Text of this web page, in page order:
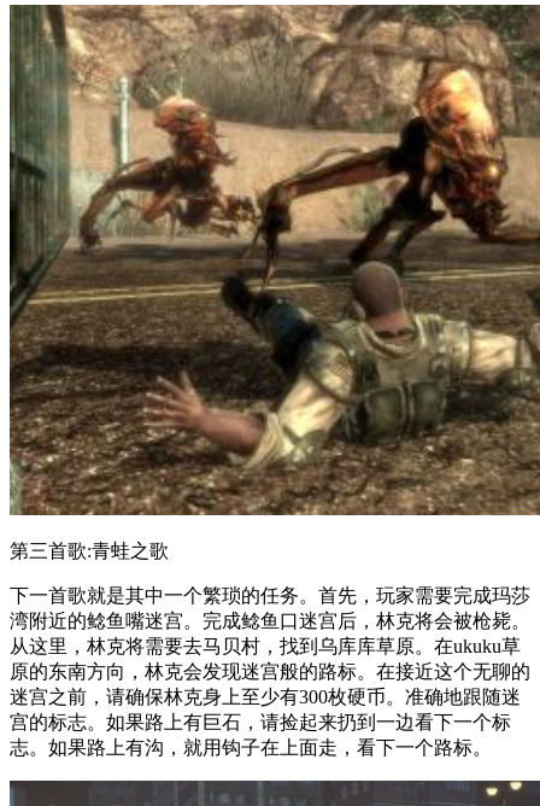
第三首歌:青蛙之歌
下一首歌就是其中一个繁琐的任务。首先，玩家需要完成玛莎
湾附近的鲶鱼嘴迷宫。完成鲶鱼口迷宫后，林克将会被枪毙。
从这里，林克将需要去马贝村，找到乌库库草原。在ukuku草
原的东南方向，林克会发现迷宫般的路标。在接近这个无聊的
迷宫之前，请确保林克身上至少有300枚硬币。准确地跟随迷
宫的标志。如果路上有巨石，请捡起来扔到一边看下一个标
志。如果路上有沟，就用钩子在上面走，看下一个路标。